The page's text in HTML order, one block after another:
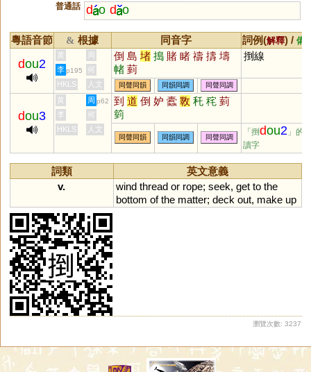
普通話 d o d o
粵語音節 & 根據 同音字 詞例(解釋) / 備
dou2
黃 周 倒 島 堵 搗 賭 睹 禱 擣 壔
帾 菿
捯線
李 p195
何
HKLS
人文 同聲同韻 同韻同調 同聲同調
dou3
黃 周 p62 到 道 倒 妒 蠹 斁 秅 秺 菿
箌
李
何
HKLS
人文
同聲同韻 同韻同調 同聲同調
「捯dou2 」的
讀字
詞類
英文意義
v.
wind thread or rope; seek, get to the
bottom of the matter; deck out, make up
瀏覽次數: 3237